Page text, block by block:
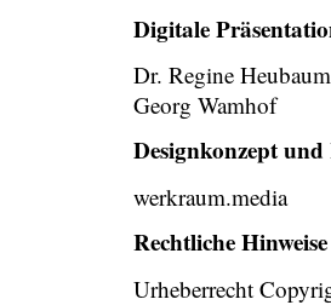
Digitale
Dr. Regine Heubaum
Georg Wamhof
Designkonzept
werkraum.media
Rechtliche Hinweise
Urheberrecht